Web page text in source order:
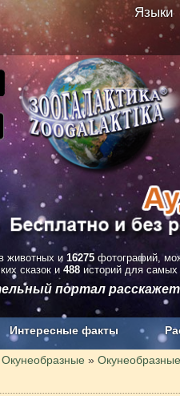
Языки
животных и 16275 фотографий,
сказок и 488 историй для самых
портал
Интересные факты
Окунеобразные » Окунеобразные